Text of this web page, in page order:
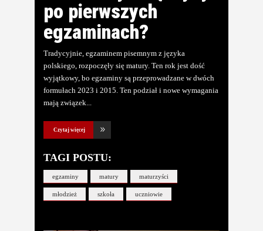
po pierwszych
egzaminach?
Tradycyjnie, egzaminem pisemnym z języka
polskiego, rozpoczęły się matury. Ten rok jest dość
wyjątkowy, bo egzaminy są przeprowadzane w dwóch
formułach 2023 i 2015. Ten podział i nowe wymagania
mają związek
Czytaj więcej
TAGI POSTU:
egzaminy matury maturzyści
młodzież szkoła uczniowie